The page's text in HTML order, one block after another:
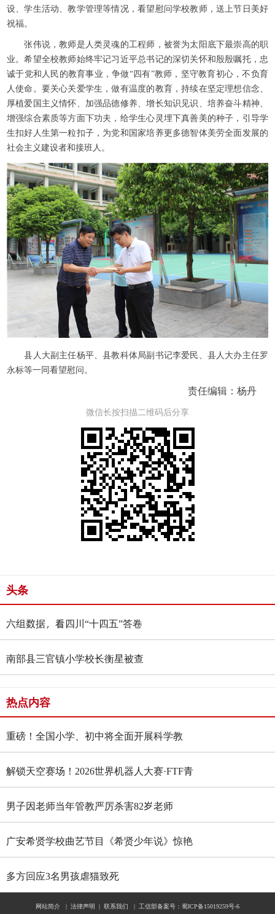
设、学生活动、教学管理等情况，看望慰问学校教师，送上节日美好
祝福。
张伟说，教师是人类灵魂的工程师，被誉为太阳底下最崇高的职
业。希望全校教师始终牢记习近平总书记的深切关怀和殷殷嘱托，忠
诚于党和人民的教育事业，争做“四有”教师，坚守教育初心，不负育
人使命。要关心关爱学生，做有温度的教育，持续在坚定理想信念、
厚植爱国主义情怀、加强品德修养、增长知识见识、培养奋斗精神、
增强综合素质等方面下功夫，给学生心灵埋下真善美的种子，引导学
生扣好人生第一粒扣子，为党和国家培养更多德智体美劳全面发展的
社会主义建设者和接班人。
县人大副主任杨平、县教科体局副书记李爱民、县人大办主任罗
永标等一同看望慰问。
责任编辑：杨丹
微信长按扫描二维码后分享
头条
六组数据，看四川“十四五”答卷
南部县三官镇小学校长衡星被查
热点内容
重磅！全国小学、初中将全面开展科学教
育“做中学”领航行动
解锁天空赛场！2026世界机器人大赛·FTF青
少年无人机大赛四川选拔赛燃情启幕
男子因老师当年管教严厉杀害82岁老师
广安希贤学校曲艺节目《希贤少年说》惊艳
全国舞台 斩获国家级殊荣
多方回应3名男孩虐猫致死
网站简介 | 法律声明 | 联系我们 | 工信部备案号：蜀ICP备15019259号-6